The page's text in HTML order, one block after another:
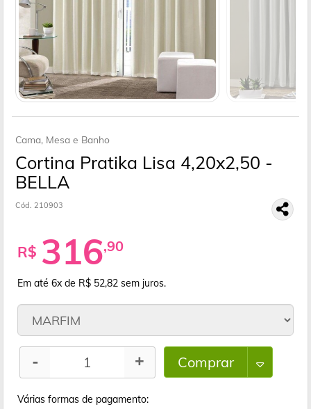
Cama, Mesa e Banho
Cortina Pratika Lisa 4,20x2,50 -
BELLA
Cód. 210903
R$ 316,90
Em até 6x de R$ 52,82 sem juros.
- + Comprar
Várias formas de pagamento: